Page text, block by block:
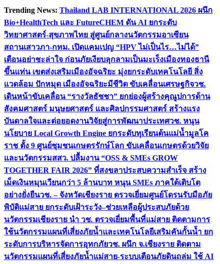
Skip
content
Trending News: Thailand LAB INTERNATIONAL 2026 ผนึก
Bio+HealthTech และ FutureCHEM ดัน AI ยกระดับ
วิทยาศาสตร์-สุขภาพไทย สู่ศูนย์กลางนวัตกรรมอาเซียน
สถานเสาวภา-กทม. เปิดแคมเปญ “HPV ไม่เป็นไร…ไม่ได้”
เตือนอย่าชะล่าใจ ก่อนภัยเงียบลุกลามเป็นมะเร็งเมืองทองธานี
ขึ้นแท่น เขตส่งเสริมเมืองอัจฉริยะ มุ่งยกระดับเทคโนโลยี สิ่ง
แวดล้อม ปักหมุด เมืองอัจฉริยะมีชีวิต ขับเคลื่อนเศรษฐกิจวช.
เดินหน้าขับเคลื่อน “รางวัลธัชชา” ยกย่องผู้สร้างคุณูปการด้าน
สังคมศาสตร์ มนุษยศาสตร์ และศิลปกรรมศาสตร์ สร้างแรง
บันดาลใจและต่อยอดงานวิจัยสู่การพัฒนาประเทศวช. หนุน
นโยบาย Local Growth Engine ยกระดับทุเรียนต้นแม่น้ำมูลโค
ราช ตั้ง 9 ศูนย์ชุมชนเกษตรรักษ์โลก ขับเคลื่อนเกษตรด้วยวิจัย
และนวัตกรรมสสว. ปลื้มงาน “OSS & SMEs GROW
TOGETHER FAIR 2026” ที่สงขลาประสบความสำเร็จ สร้าง
เม็ดเงินหมุนเวียนกว่า 5 ล้านบาท หนุน SMEs ภาคใต้เติบโต
อย่างยั่งยืนวช. – จังหวัดเชียงราย ตรวจเยี่ยมศูนย์โดรนรับมือภัย
พิบัติแม่สาย ยกระดับเฝ้าระวัง–ช่วยเหลือผู้ประสบภัยด้วย
นวัตกรรมเชียงราย นำ วช. ตรวจเยี่ยมพื้นที่แม่สาย ติดตามการ
ใช้นวัตกรรมแผนที่เสี่ยงภัยน้ำและเทคโนโลยีเสริมคันกั้นน้ำ ยก
ระดับการบริหารจัดการอุทกภัยวช. ผนึก จ.เชียงราย ติดตาม
นวัตกรรมแผนที่เสี่ยงภัยน้ำแม่สาย-ระบบเตือนภัยดินถล่ม ใช้ AI